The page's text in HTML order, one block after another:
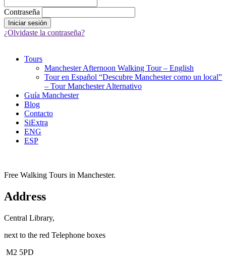
Contraseña
¿Olvidaste la contraseña?
Tours
Manchester Afternoon Walking Tour – English
Tour en Español “Descubre Manchester como un local”
– Tour Manchester Alternativo
Guía Manchester
Blog
Contacto
SiExtra
ENG
ESP
Free Walking Tours in Manchester.
Address
Central Library,
next to the red Telephone boxes
M2 5PD